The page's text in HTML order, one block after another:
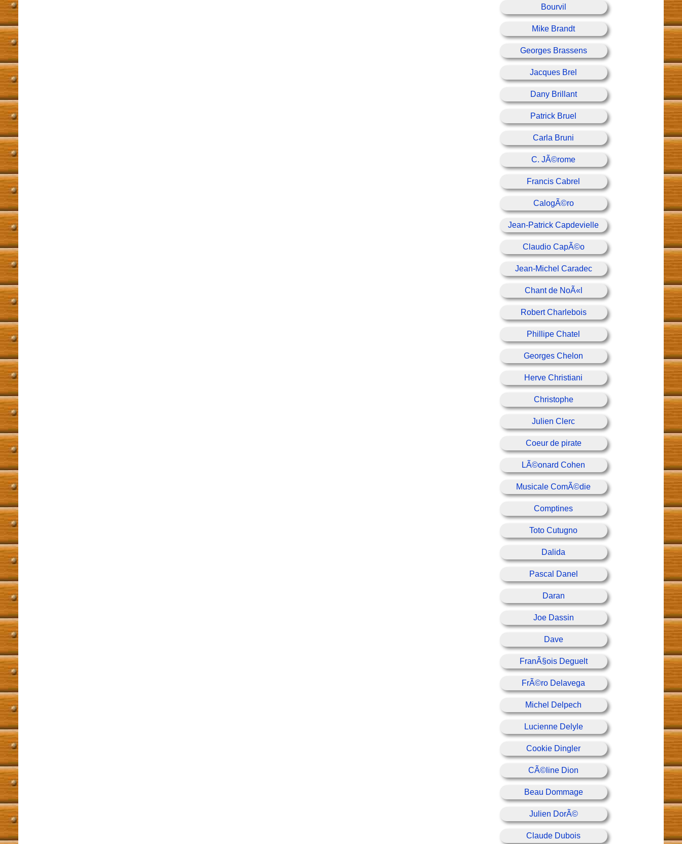
Bourvil
Mike Brandt
Georges Brassens
Jacques Brel
Dany Brillant
Patrick Bruel
Carla Bruni
C. JÃ©rome
Francis Cabrel
CalogÃ©ro
Jean-Patrick Capdevielle
Claudio CapÃ©o
Jean-Michel Caradec
Chant de NoÃ«l
Robert Charlebois
Phillipe Chatel
Georges Chelon
Herve Christiani
Christophe
Julien Clerc
Coeur de pirate
LÃ©onard Cohen
Musicale ComÃ©die
Comptines
Toto Cutugno
Dalida
Pascal Danel
Daran
Joe Dassin
Dave
FranÃ§ois Deguelt
FrÃ©ro Delavega
Michel Delpech
Lucienne Delyle
Cookie Dingler
CÃ©line Dion
Beau Dommage
Julien DorÃ©
Claude Dubois